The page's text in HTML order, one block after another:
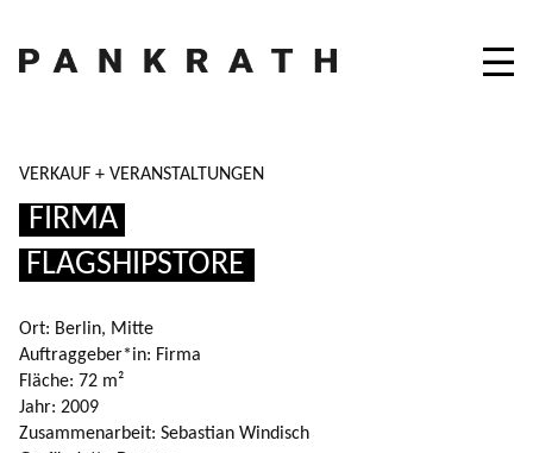
VERKAUF + VERANSTALTUNGEN
FIRMA
FLAGSHIPSTORE
Ort: Berlin, Mitte
Auftraggeber*in: Firma
Fläche: 72 m²
Jahr: 2009
Zusammenarbeit: Sebastian Windisch